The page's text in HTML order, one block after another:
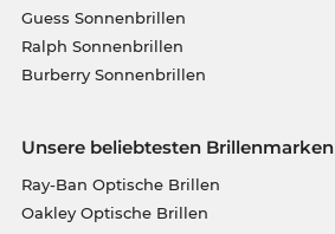
Guess Sonnenbrillen
Ralph Sonnenbrillen
Burberry Sonnenbrillen
Unsere beliebtesten Brillenmarken
Ray-Ban Optische Brillen
Oakley Optische Brillen